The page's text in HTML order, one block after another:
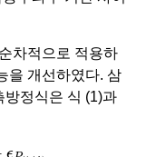
차적으로 적용하
을 개선하였다. 삼
방정식은 식 (1)과
ϵ